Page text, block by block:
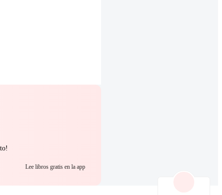
Lee libros gratis en la app